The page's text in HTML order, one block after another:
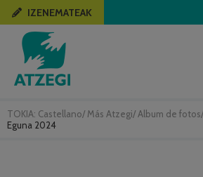
TOKIA: Castellano/ Más Atzegi/ Album de fotos/
Eguna 2024
IZENEMATEAK